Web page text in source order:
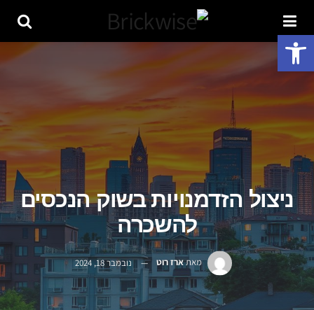
ניצול הזדמנויות בשוק הנכסים
להשכרה
מאתארז רוט נובמבר 18, 2024
פתח סרגל נגישות